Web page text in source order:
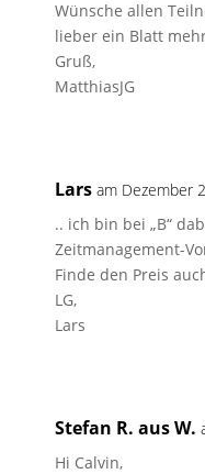
Wünsche allen
lieber ein Blatt
Gruß,
MatthiasJG
Lars am Dezember
.. ich bin bei „B“
Zeitmanagement-
Finde den Preis
LG,
Lars
Stefan R. aus W.
Hi Calvin,